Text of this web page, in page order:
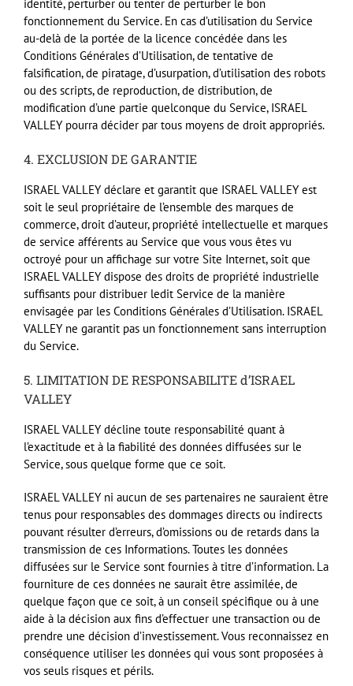
identité, perturber ou tenter de perturber le bon
fonctionnement du Service. En cas d’utilisation du Service
au-delà de la portée de la licence concédée dans les
Conditions Générales d’Utilisation, de tentative de
falsification, de piratage, d’usurpation, d’utilisation des robots
ou des scripts, de reproduction, de distribution, de
modification d’une partie quelconque du Service, ISRAEL
VALLEY pourra décider par tous moyens de droit appropriés.
4. EXCLUSIONDEGARANTIE
ISRAEL VALLEY déclare et garantit que ISRAEL VALLEY est
soit le seul propriétaire de l’ensemble des marques de
commerce, droit d’auteur, propriété intellectuelle et marques
de service afférents au Service que vous vous êtes vu
octroyé pour un affichage sur votre Site Internet, soit que
ISRAEL VALLEY dispose des droits de propriété industrielle
suffisants pour distribuer ledit Service de la manière
envisagée par les Conditions Générales d’Utilisation. ISRAEL
VALLEY ne garantit pas un fonctionnement sans interruption
du Service.
5. LIMITATIONDERESPONSABILITEd’ISRAEL
VALLEY
ISRAEL VALLEY décline toute responsabilité quant à
l’exactitude et à la fiabilité des données diffusées sur le
Service, sous quelque forme que ce soit.
ISRAEL VALLEY ni aucun de ses partenaires ne sauraient être
tenus pour responsables des dommages directs ou indirects
pouvant résulter d’erreurs, d’omissions ou de retards dans la
transmission de ces Informations. Toutes les données
diffusées sur le Service sont fournies à titre d’information. La
fourniture de ces données ne saurait être assimilée, de
quelque façon que ce soit, à un conseil spécifique ou à une
aide à la décision aux fins d’effectuer une transaction ou de
prendre une décision d’investissement. Vous reconnaissez en
conséquence utiliser les données qui vous sont proposées à
vos seuls risques et périls.